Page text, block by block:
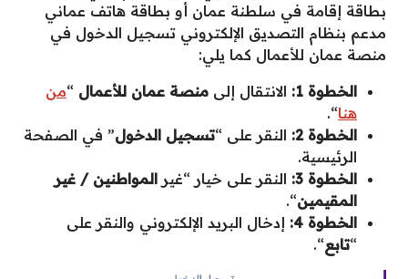
بطاقة إقامة في سلطنة عمان أو بطاقة هاتف عماني
مدعم بنظام التصديق الإلكتروني تسجيل الدخول في
منصة عمان للأعمال كما يلي:
الخطوة 1:
الانتقال إلى منصة عمان للأعمال “من
هنا“.
الخطوة 2:
النقر على “تسجيل الدخول” في الصفحة
الرئيسية.
الخطوة 3:
النقر على خيار “غير المواطنين / غير
المقيمين“.
الخطوة 4:
إدخال البريد الإلكتروني والنقر على
“تابع“.